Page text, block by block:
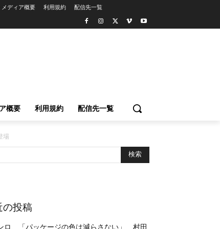
ディア概要 利用規約 配信先一覧
概要 利用規約 配信先一覧
場
の投稿
ロ、「パッケージの色は減らさない」 村田